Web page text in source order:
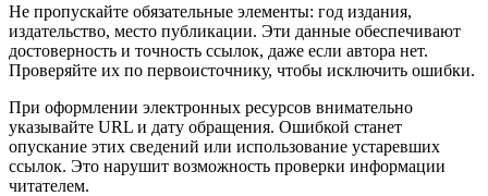
Не пропускайте обязательные элементы: год издания,
издательство, место публикации. Эти данные обеспечивают
достоверность и точность ссылок, даже если автора нет.
Проверяйте их по первоисточнику, чтобы исключить ошибки.
При оформлении электронных ресурсов внимательно
указывайте URL и дату обращения. Ошибкой станет
опускание этих сведений или использование устаревших
ссылок. Это нарушит возможность проверки информации
читателем.